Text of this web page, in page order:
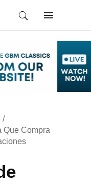
Que Compra